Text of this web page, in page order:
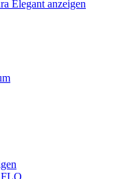
Elegant anzeigen
FLO